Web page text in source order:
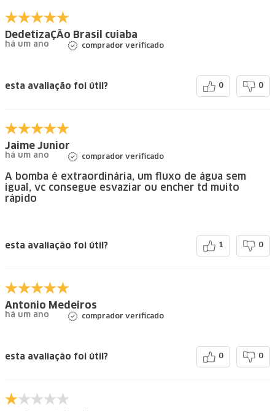
DedetizaÇÃo Brasil cuiaba
há um ano comprador verificado
esta avaliação foi útil? 0 0
Jaime Junior
há um ano comprador verificado
A bomba é extraordinária, um fluxo de água sem
igual, vc consegue esvaziar ou encher td muito
rápido
esta avaliação foi útil? 1 0
Antonio Medeiros
há um ano comprador verificado
esta avaliação foi útil? 0 0